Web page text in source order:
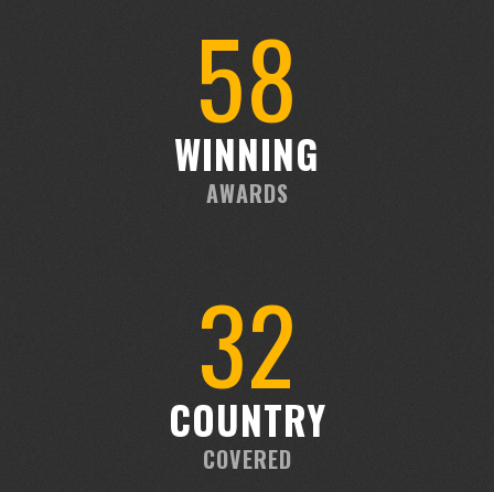
67
WINNING
AWARDS
36
COUNTRY
COVERED